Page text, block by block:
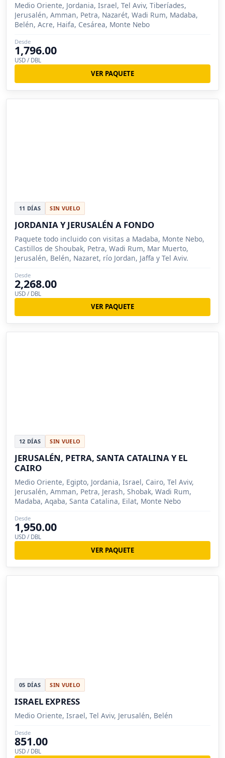
Medio Oriente, Jordania, Israel, Tel Aviv, Tiberíades,
Jerusalén, Amman, Petra, Nazarét, Wadi Rum, Madaba,
Belén, Acre, Haifa, Cesárea, Monte Nebo
Desde
1,796.00
USD / DBL
VER PAQUETE
11 DÍAS SIN VUELO
JORDANIA Y JERUSALÉN A FONDO
Paquete todo incluido con visitas a Madaba, Monte Nebo,
Castillos de Shoubak, Petra, Wadi Rum, Mar Muerto,
Jerusalén, Belén, Nazaret, río Jordan, Jaffa y Tel Aviv.
Desde
2,268.00
USD / DBL
VER PAQUETE
12 DÍAS SIN VUELO
JERUSALÉN, PETRA, SANTA CATALINA Y EL
CAIRO
Medio Oriente, Egipto, Jordania, Israel, Cairo, Tel Aviv,
Jerusalén, Amman, Petra, Jerash, Shobak, Wadi Rum,
Madaba, Aqaba, Santa Catalina, Eilat, Monte Nebo
Desde
1,950.00
USD / DBL
VER PAQUETE
05 DÍAS SIN VUELO
ISRAEL EXPRESS
Medio Oriente, Israel, Tel Aviv, Jerusalén, Belén
Desde
851.00
USD / DBL